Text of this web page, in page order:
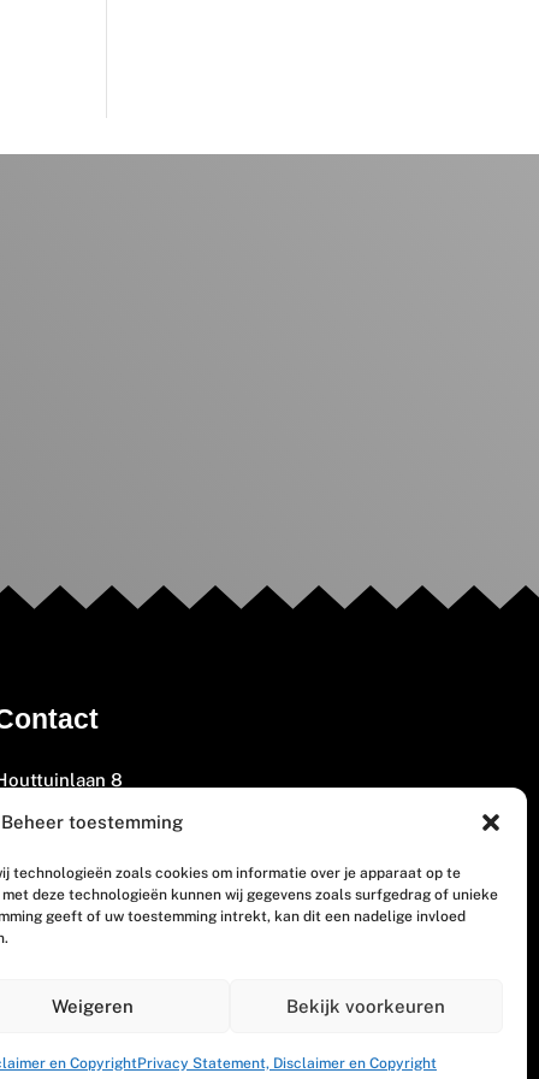
Beheer toestemming
technologieën zoals cookies om informatie over je apparaat op te
deze technologieën kunnen wij gegevens zoals surfgedrag of unieke
geeft of uw toestemming intrekt, kan dit een nadelige invloed
Weigeren Bekijk voorkeuren
en CopyrightPrivacy Statement, Disclaimer en Copyright
8
3447 GM Woerden
(0348) 405 200
disclaimer en copyright